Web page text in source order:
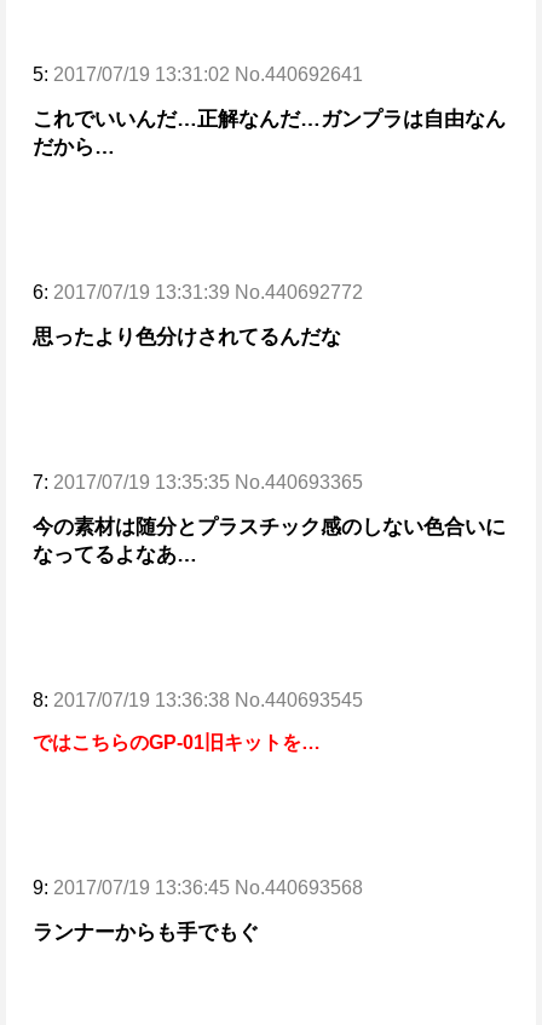
5: 2017/07/19 13:31:02 No.440692641
これでいいんだ…正解なんだ…ガンプラは自由なん
だから…
6: 2017/07/19 13:31:39 No.440692772
思ったより色分けされてるんだな
7: 2017/07/19 13:35:35 No.440693365
今の素材は随分とプラスチック感のしない色合いに
なってるよなあ…
8: 2017/07/19 13:36:38 No.440693545
ではこちらのGP-01旧キットを…
9: 2017/07/19 13:36:45 No.440693568
ランナーからも手でもぐ